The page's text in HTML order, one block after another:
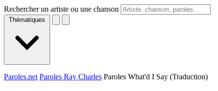
Rechercher un artiste ou une chanson
Thématiques
Paroles.net Paroles Ray Charles Paroles What'd I Say (Traduction)